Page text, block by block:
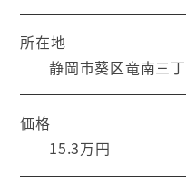
所在地
静岡市葵区竜南三
価格
15.3万円